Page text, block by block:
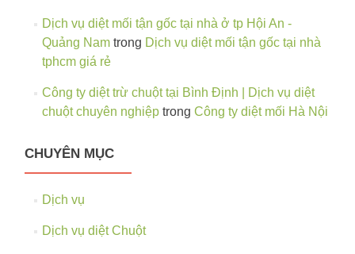
Dịch vụ diệt mối tận gốc tại nhà ở tp Hội An -
Quảng Namtrong Dịch vụ diệt mối tận gốc tại nhà
tphcm giá rẻ
Công ty diệt trừ chuột tại Bình Định | Dịch vụ diệt
chuột chuyên nghiệptrong Công ty diệt mối Hà Nội
CHUYÊN MỤC
Dịch vụ
Dịch vụ diệt Chuột